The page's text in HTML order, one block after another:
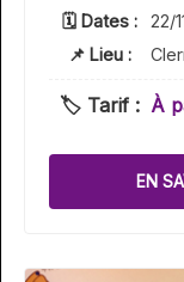
🗓 Dates :
22/
📌 Lieu :
🏷️ Tarif : À
EN